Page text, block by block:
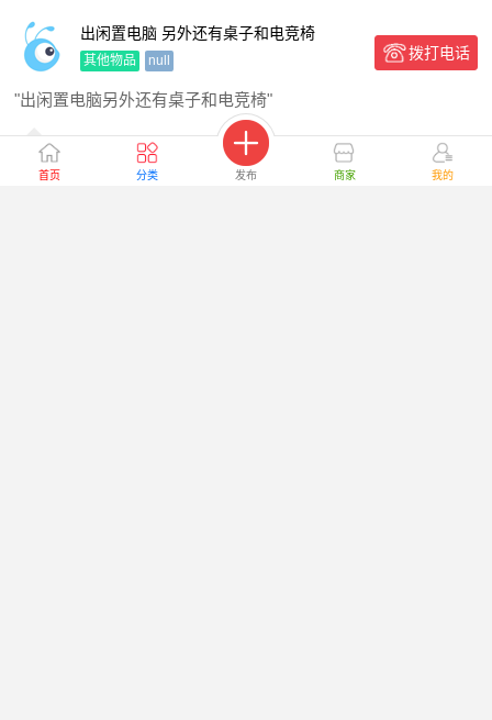
首页 分类 发布 商家 我的
出闲置电脑 另外还有桌子和电竞椅
其他物品 null 拨打电话
"出闲置电脑另外还有桌子和电竞椅"
539 1点赞 收藏 08月01日